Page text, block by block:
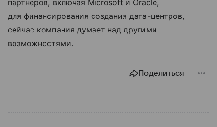
партнеров, включая Microsoft и Oracle,
для финансирования создания дата-центров,
сейчас компания думает над другими
возможностями.
Поделиться